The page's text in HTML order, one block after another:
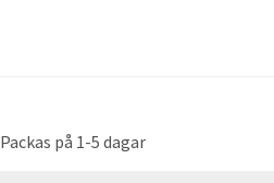
Packas på 1-5 dagar